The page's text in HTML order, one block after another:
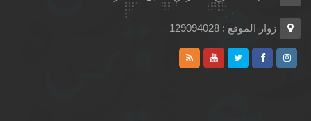
زوار الموقع : 129094028